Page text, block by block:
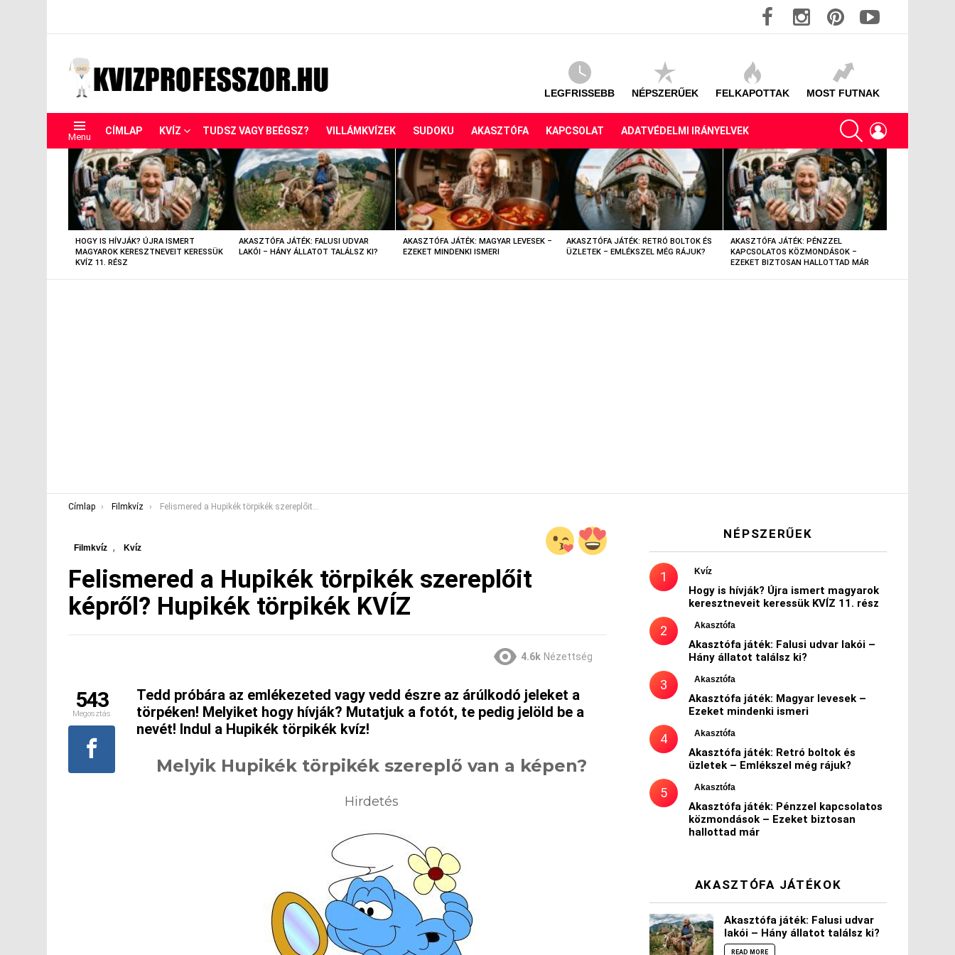
LEGFRISSEBB NÉPSZERŰEK FELKAPOTTAK MOST FUTNAK
Menu CÍMLAP KVÍZ TUDSZ VAGY BEÉGSZ? VILLÁMKVÍZEK SUDOKU AKASZTÓFA KAPCSOLAT ADATVÉDELMI IRÁNYELVEK
SEARCH
LEGUTÓBBIAK
HOGY IS HÍVJÁK? ÚJRA ISMERT
MAGYAROK KERESZTNEVEIT KERESSÜK
KVÍZ 11. RÉSZ
AKASZTÓFA JÁTÉK: FALUSI UDVAR
LAKÓI – HÁNY ÁLLATOT TALÁLSZ KI?
AKASZTÓFA JÁTÉK: MAGYAR LEVESEK –
EZEKET MINDENKI ISMERI
AKASZTÓFA JÁTÉK: RETRÓ BOLTOK ÉS
ÜZLETEK – EMLÉKSZEL MÉG RÁJUK?
AKASZTÓFA JÁTÉK: PÉNZZEL
KAPCSOLATOS KÖZMONDÁSOK –
EZEKET BIZTOSAN HALLOTTAD MÁR
You are here:
Címlap Filmkvíz Felismered a Hupikék törpikék szereplőit képről? Hupikék törpikék KVÍZ
Filmkvíz , Kvíz
Felismered a Hupikék törpikék szereplőit
képről? Hupikék törpikék KVÍZ
4.6k Nézettség
Tedd próbára az emlékezeted vagy vedd észre az árúlkodó jeleket a
törpéken! Melyiket hogy hívják? Mutatjuk a fotót, te pedig jelöld be a
nevét! Indul a Hupikék törpikék kvíz!
Melyik Hupikék törpikék szereplő van a képen?
Hirdetés
543
Megosztás
NÉPSZERŰEK
Kvíz
Hogy is hívják? Újra ismert magyarok
keresztneveit keressük KVÍZ 11. rész
Akasztófa
Akasztófa játék: Falusi udvar lakói –
Hány állatot találsz ki?
Akasztófa
Akasztófa játék: Magyar levesek –
Ezeket mindenki ismeri
Akasztófa
Akasztófa játék: Retró boltok és
üzletek – Emlékszel még rájuk?
Akasztófa
Akasztófa játék: Pénzzel kapcsolatos
közmondások – Ezeket biztosan
hallottad már
AKASZTÓFA JÁTÉKOK
Akasztófa játék: Falusi udvar
lakói – Hány állatot találsz ki?
READ MORE